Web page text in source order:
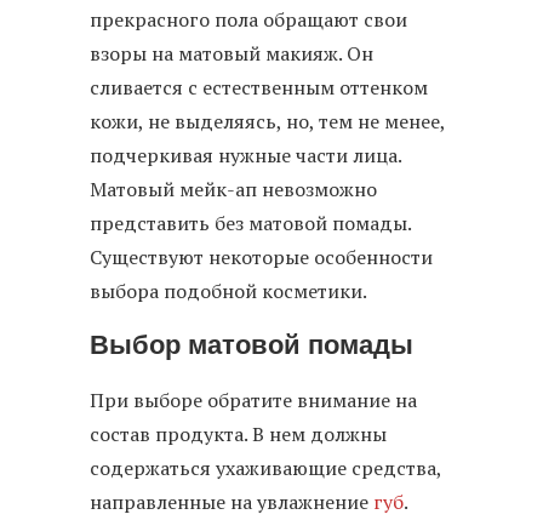
прекрасного пола обращают свои
взоры на матовый макияж. Он
сливается с естественным оттенком
кожи, не выделяясь, но, тем не менее,
подчеркивая нужные части лица.
Матовый мейк-ап невозможно
представить без матовой помады.
Существуют некоторые особенности
выбора подобной косметики.
Выбор матовой помады
При выборе обратите внимание на
состав продукта. В нем должны
содержаться ухаживающие средства,
направленные на увлажнение губ.